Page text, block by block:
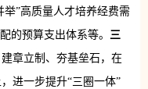
举”高质量人才培养经费需
的预算支出体系等。 三
建章立制、夯基垒石，在
进一步提升“三圈一体”